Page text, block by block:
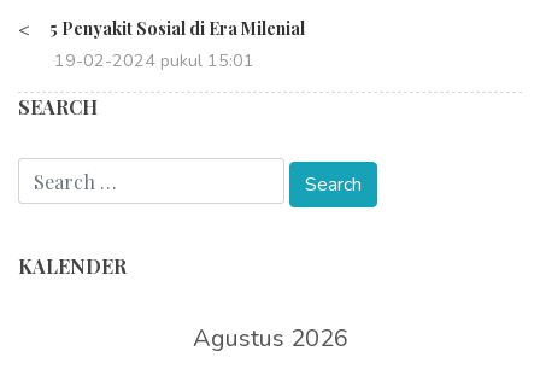
< 5 Penyakit Sosial di Era Milenial
19-02-2024 pukul 15:01
SEARCH
KALENDER
Agustus 2026